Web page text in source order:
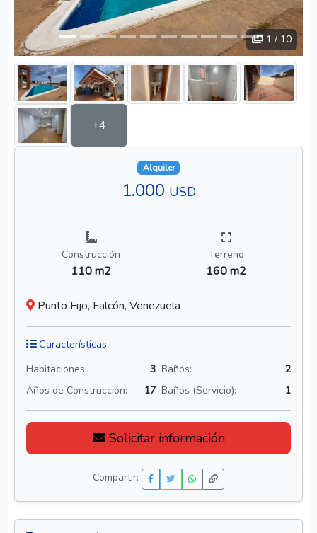
Anterior
+4
Alquiler
1.000USD
Construcción
110 m2
Terreno
160 m2
Punto Fijo, Falcón, Venezuela
Características